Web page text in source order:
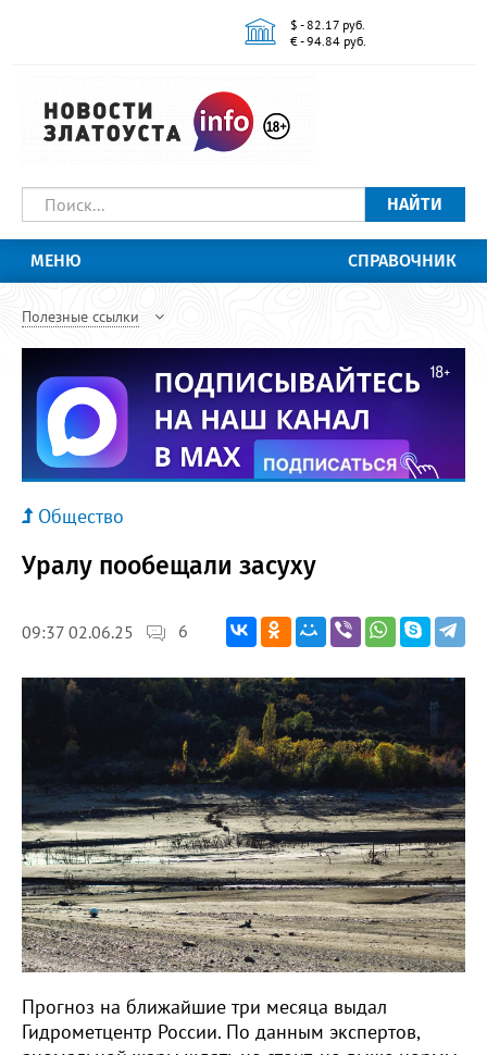
$ - 82.17 руб.
€ - 94.84 руб.
НАЙТИ
МЕНЮ СПРАВОЧНИК
Полезные ссылки
Общество
Уралу пообещали засуху
09:37 02.06.25 6
Прогноз на ближайшие три месяца выдал
Гидрометцентр России. По данным экспертов,